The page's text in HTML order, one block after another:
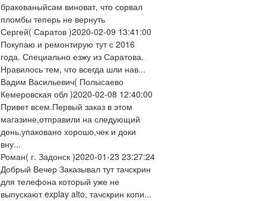
бракованыйсам виноват, что сорвал
пломбы теперь не вернуть
Сергей( Саратов )2020-02-09 13:41:00
Покупаю и ремонтирую тут с 2016
года. Специально езжу из Саратова.
Нравилось тем, что всегда шли нав...
Вадим Васильевич( Полысаево
Кемеровская обл )2020-02-08 12:40:00
Привет всем.Первый заказ в этом
магазине,отправили на следующий
день,упаковано хорошо,чек и доки
вну...
Роман( г. Задонск )2020-01-23 23:27:24
Добрый Вечер Заказывал тут тачскрин
для телефона который уже не
выпускают explay alto, тачскрин копи...